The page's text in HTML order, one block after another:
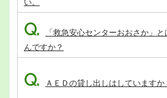
Q.
「救急安心センターおおさか」と
んですか？
Q. ＡＥＤの貸し出しはしていますか